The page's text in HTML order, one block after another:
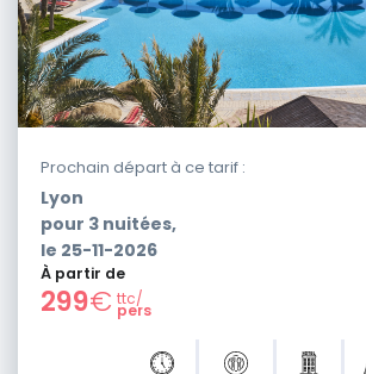
Prochain départ à ce tarif :
Lyon
pour 3 nuitées,
le 25-11-2026
À partir de
299€ ttc/
pers